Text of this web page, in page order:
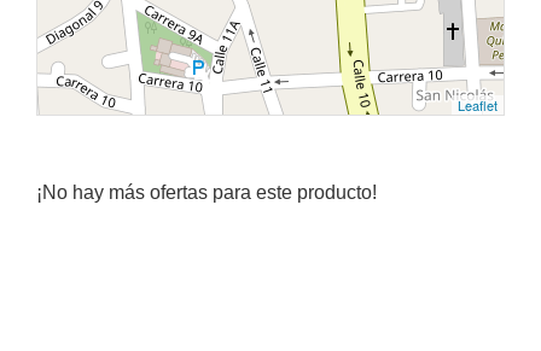
Leaflet
¡No hay más ofertas para este producto!